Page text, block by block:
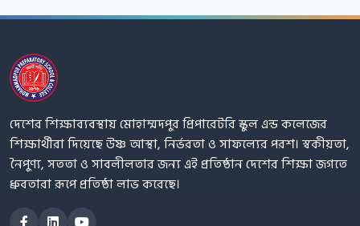
দেশের শিক্ষাব্যবস্থায় মোহাম্মদপুর প্রিপারেটরি স্কুল এন্ড কলেজের
শিক্ষার্থীরা দিয়েছে উষ্ণ আস্থা, নির্ভরতা ও সাফল্যের পরশ। স্বকীয়তা,
নৈপুণ্য, সততা ও সাবলীলতার জন্য এই প্রতিষ্ঠান দেশের শিক্ষা জগতে
ধ্রুবতারা রূপে প্রতিষ্ঠা লাভ করেছে।